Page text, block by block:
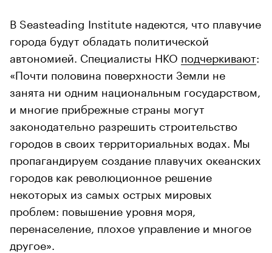
В Seasteading Institute надеются, что плавучие
города будут обладать политической
автономией. Специалисты НКО подчеркивают:
«Почти половина поверхности Земли не
занята ни одним национальным государством,
и многие прибрежные страны могут
законодательно разрешить строительство
городов в своих территориальных водах. Мы
пропагандируем создание плавучих океанских
городов как революционное решение
некоторых из самых острых мировых
проблем: повышение уровня моря,
перенаселение, плохое управление и многое
другое».